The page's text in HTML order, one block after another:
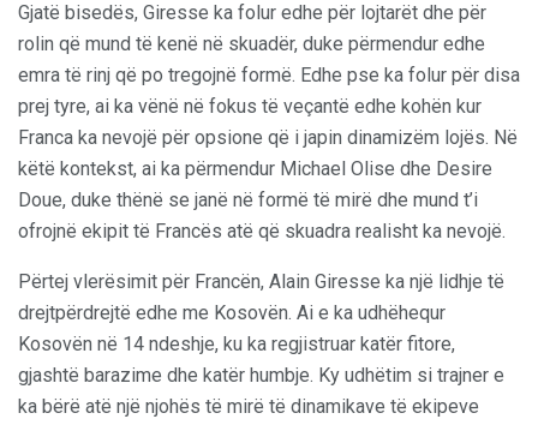
Gjatë bisedës, Giresse ka folur edhe për lojtarët dhe për
rolin që mund të kenë në skuadër, duke përmendur edhe
emra të rinj që po tregojnë formë. Edhe pse ka folur për disa
prej tyre, ai ka vënë në fokus të veçantë edhe kohën kur
Franca ka nevojë për opsione që i japin dinamizëm lojës. Në
këtë kontekst, ai ka përmendur Michael Olise dhe Desire
Doue, duke thënë se janë në formë të mirë dhe mund t’i
ofrojnë ekipit të Francës atë që skuadra realisht ka nevojë.
Përtej vlerësimit për Francën, Alain Giresse ka një lidhje të
drejtpërdrejtë edhe me Kosovën. Ai e ka udhëhequr
Kosovën në 14 ndeshje, ku ka regjistruar katër fitore,
gjashtë barazime dhe katër humbje. Ky udhëtim si trajner e
ka bërë atë një njohës të mirë të dinamikave të ekipeve